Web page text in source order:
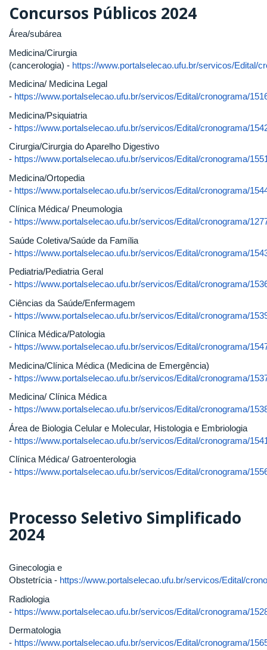
Concursos Públicos 2024
Área/subárea
Medicina/Cirurgia
(cancerologia) - https://www.portalselecao.ufu.br/servicos/Edital/
Medicina/ Medicina Legal
- https://www.portalselecao.ufu.br/servicos/Edital/cronograma/
Medicina/Psiquiatria
- https://www.portalselecao.ufu.br/servicos/Edital/cronograma/
Cirurgia/Cirurgia do Aparelho Digestivo
- https://www.portalselecao.ufu.br/servicos/Edital/cronograma/
Medicina/Ortopedia
- https://www.portalselecao.ufu.br/servicos/Edital/cronograma/
Clínica Médica/ Pneumologia
- https://www.portalselecao.ufu.br/servicos/Edital/cronograma/
Saúde Coletiva/Saúde da Família
- https://www.portalselecao.ufu.br/servicos/Edital/cronograma/
Pediatria/Pediatria Geral
- https://www.portalselecao.ufu.br/servicos/Edital/cronograma/
Ciências da Saúde/Enfermagem
- https://www.portalselecao.ufu.br/servicos/Edital/cronograma/
Clínica Médica/Patologia
- https://www.portalselecao.ufu.br/servicos/Edital/cronograma/
Medicina/Clínica Médica (Medicina de Emergência)
- https://www.portalselecao.ufu.br/servicos/Edital/cronograma/
Medicina/ Clínica Médica
- https://www.portalselecao.ufu.br/servicos/Edital/cronograma/
Área de Biologia Celular e Molecular, Histologia e Embriologia
- https://www.portalselecao.ufu.br/servicos/Edital/cronograma/
Clínica Médica/ Gatroenterologia
- https://www.portalselecao.ufu.br/servicos/Edital/cronograma/
Processo Seletivo Simplificado
2024
Ginecologia e
Obstetrícia - https://www.portalselecao.ufu.br/servicos/Edital/
Radiologia
- https://www.portalselecao.ufu.br/servicos/Edital/cronograma/
Dermatologia
- https://www.portalselecao.ufu.br/servicos/Edital/cronograma/